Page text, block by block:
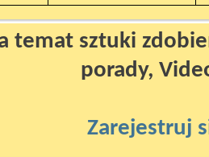
temat sztuki
porady,
Zarejestruj